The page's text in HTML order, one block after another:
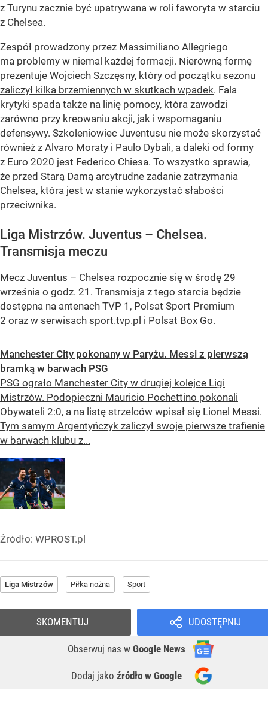
z Turynu zacznie być upatrywana w roli faworyta w starciu
z Chelsea.
Zespół prowadzony przez Massimiliano Allegriego
ma problemy w niemal każdej formacji. Nierówną formę
prezentuje Wojciech Szczęsny, który od początku sezonu
zaliczył kilka brzemiennych w skutkach wpadek. Fala
krytyki spada także na linię pomocy, która zawodzi
zarówno przy kreowaniu akcji, jak i wspomaganiu
defensywy. Szkoleniowiec Juventusu nie może skorzystać
również z Alvaro Moraty i Paulo Dybali, a daleki od formy
z Euro 2020 jest Federico Chiesa. To wszystko sprawia,
że przed Starą Damą arcytrudne zadanie zatrzymania
Chelsea, która jest w stanie wykorzystać słabości
przeciwnika.
Liga Mistrzów. Juventus – Chelsea.
Transmisja meczu
Mecz Juventus – Chelsea rozpocznie się w środę 29
września o godz. 21. Transmisja z tego starcia będzie
dostępna na antenach TVP 1, Polsat Sport Premium
2 oraz w serwisach sport.tvp.pl i Polsat Box Go.
Manchester City pokonany w Paryżu. Messi z pierwszą
bramką w barwach PSG
PSG ograło Manchester City w drugiej kolejce Ligi
Mistrzów. Podopieczni Mauricio Pochettino pokonali
Obywateli 2:0, a na listę strzelców wpisał się Lionel Messi.
Tym samym Argentyńczyk zaliczył swoje pierwsze trafienie
w barwach klubu z...
Źródło: WPROST.pl
Liga Mistrzów Piłka nożna Sport
UDOSTĘPNIJ
Obserwuj nas w Google News
Dodaj jako źródło w Google
SKOMENTUJ